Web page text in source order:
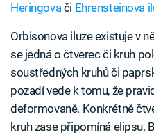
Heringovači Ehrensteinova
Orbisonova iluze existuje v
se jedná o čtverec či kruh
soustředných kruhů či
pozadí vede k tomu, že
deformovaně. Konkrétně
kruh zase připomíná elipsu.